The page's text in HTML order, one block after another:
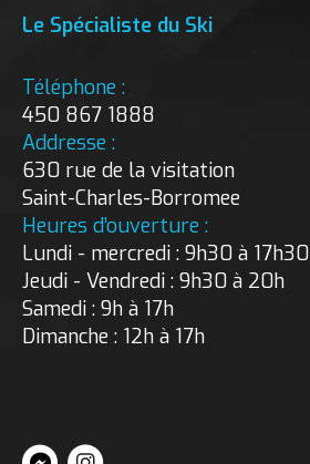
Le Spécialiste du Ski
Téléphone :
450 867 1888
Addresse :
630 rue de la visitation
Saint-Charles-Borromee
Heures d’ouverture :
Lundi - mercredi : 9h30 à 17h30
Jeudi - Vendredi : 9h30 à 20h
Samedi : 9h à 17h
Dimanche : 12h à 17h